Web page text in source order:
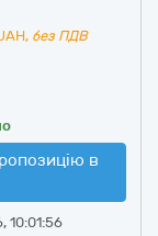
без ПДВ
в
10:01:56